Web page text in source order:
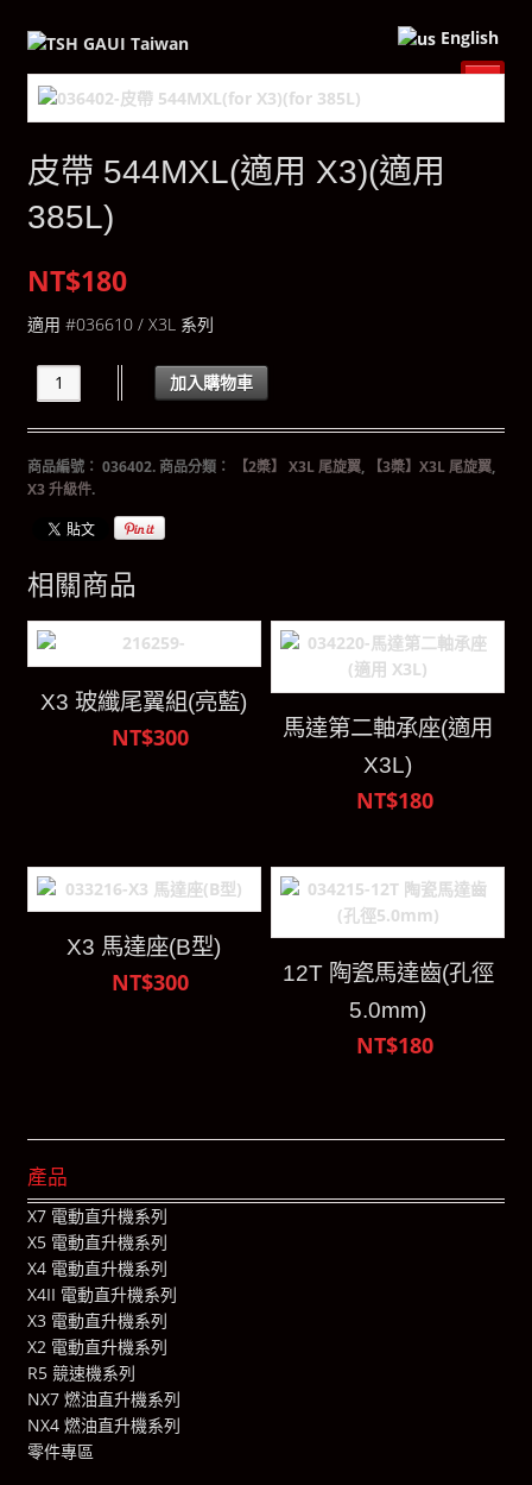
English
皮帶 544MXL(適用 X3)(適用
385L)
NT$180
適用 #036610 / X3L 系列
加入購物車
商品編號： 036402.商品分類： 【2槳】 X3L 尾旋翼, 【3槳】X3L 尾旋翼,
X3 升級件.
相關商品
X3 玻纖尾翼組(亮藍)
NT$300
馬達第二軸承座(適用
X3L)
NT$180
X3 馬達座(B型)
NT$300
12T 陶瓷馬達齒(孔徑
5.0mm)
NT$180
產品
X7 電動直升機系列
X5 電動直升機系列
X4 電動直升機系列
X4II 電動直升機系列
X3 電動直升機系列
X2 電動直升機系列
R5 競速機系列
NX7 燃油直升機系列
NX4 燃油直升機系列
零件專區